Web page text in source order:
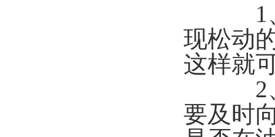
1、胶
现松动
这样就
2、胶
要及时